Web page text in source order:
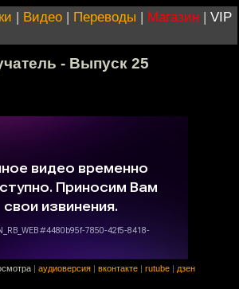
| Видео | Переводы | Магазин | VIP
- Выпуск 25
аудиоверсия вконтакте rutube дзен